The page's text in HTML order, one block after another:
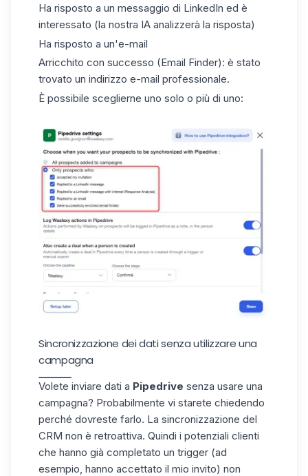
Ha risposto a un messaggio di LinkedIn ed è
interessato (la nostra IA analizzerà la risposta)
Ha risposto a un'e-mail
Arricchito con successo (Email Finder): è stato
trovato un indirizzo e-mail professionale.
È possibile sceglierne uno solo o più di uno:
Sincronizzazione dei dati senza utilizzare una
campagna
Volete inviare dati a Pipedrive senza usare una
campagna? Probabilmente vi starete chiedendo
perché dovreste farlo. La sincronizzazione del
CRM non è retroattiva. Quindi i potenziali clienti
che hanno già completato un trigger (ad
esempio, hanno accettato il mio invito) non